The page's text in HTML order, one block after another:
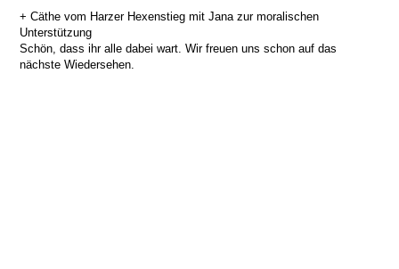
+ Cäthe vom Harzer Hexenstieg mit Jana zur moralischen
Unterstützung
Schön, dass ihr alle dabei wart. Wir freuen uns schon auf das
nächste Wiedersehen.